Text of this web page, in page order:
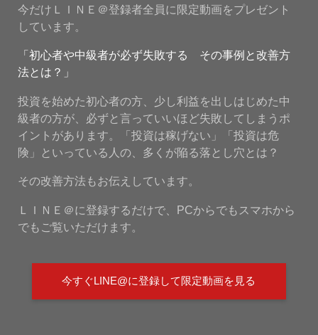
今だけＬＩＮＥ＠登録者全員に限定動画をプレゼント
しています。
「初心者や中級者が必ず失敗する その事例と改善方
法とは？」
投資を始めた初心者の方、少し利益を出しはじめた中
級者の方が、必ずと言っていいほど失敗してしまうポ
イントがあります。「投資は稼げない」「投資は危
険」といっている人の、多くが陥る落とし穴とは？
その改善方法もお伝えしています。
ＬＩＮＥ＠に登録するだけで、PCからでもスマホから
でもご覧いただけます。
今すぐLINE@に登録して限定動画を見る